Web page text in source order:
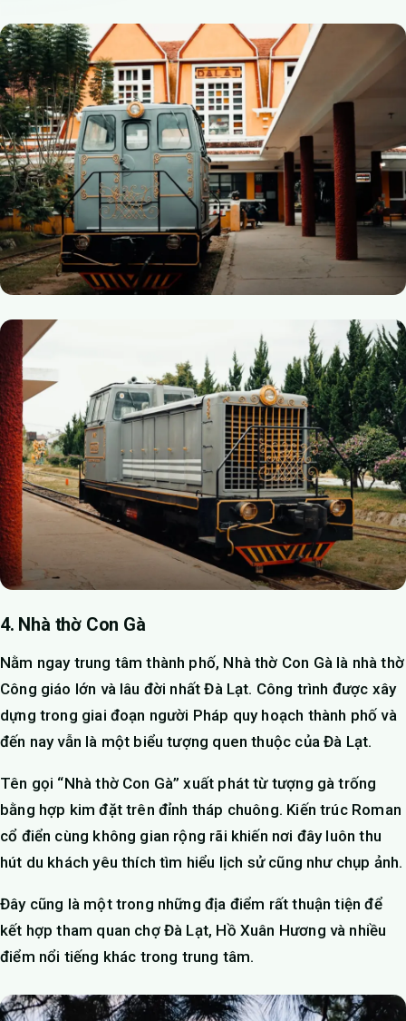
4. Nhà thờ Con Gà
Nằm ngay trung tâm thành phố, Nhà thờ Con Gà là nhà thờ
Công giáo lớn và lâu đời nhất Đà Lạt. Công trình được xây
dựng trong giai đoạn người Pháp quy hoạch thành phố và
đến nay vẫn là một biểu tượng quen thuộc của Đà Lạt.
Tên gọi “Nhà thờ Con Gà” xuất phát từ tượng gà trống
bằng hợp kim đặt trên đỉnh tháp chuông. Kiến trúc Roman
cổ điển cùng không gian rộng rãi khiến nơi đây luôn thu
hút du khách yêu thích tìm hiểu lịch sử cũng như chụp ảnh.
Đây cũng là một trong những địa điểm rất thuận tiện để
kết hợp tham quan chợ Đà Lạt, Hồ Xuân Hương và nhiều
điểm nổi tiếng khác trong trung tâm.